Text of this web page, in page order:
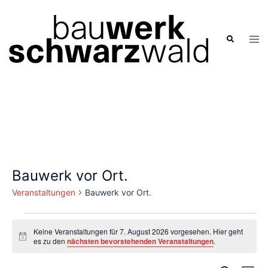
Suche
Bauwerk vor Ort.
Veranstaltungen Bauwerk vor Ort.
für
Hinweis
Keine Veranstaltungen für 7. August 2026 vorgesehen. Hier geht
es zu den nächsten bevorstehenden Veranstaltungen.